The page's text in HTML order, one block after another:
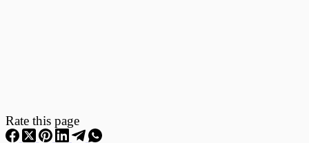
Rate this page